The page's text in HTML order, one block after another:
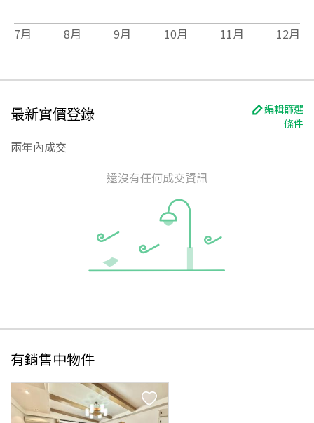
7月 8月 9月 10月 11月 12月
最新實價登錄
編輯篩選
條件
兩年內成交
還沒有任何成交資訊
有銷售中物件